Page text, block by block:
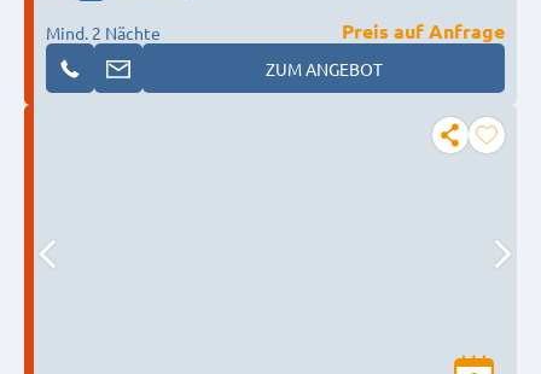
Mind. 2 Nächte
Preis auf Anfrage
ZUM ANGEBOT